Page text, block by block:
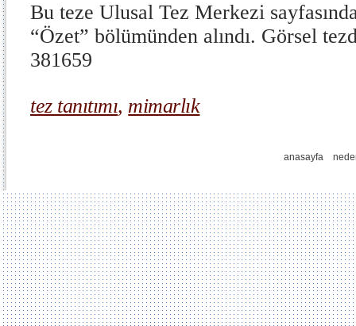
Bu teze Ulusal Tez Merkezi
“Özet” bölümünden alındı. Görsel
381659
tez tanıtımı, mimarlık
anasayfa